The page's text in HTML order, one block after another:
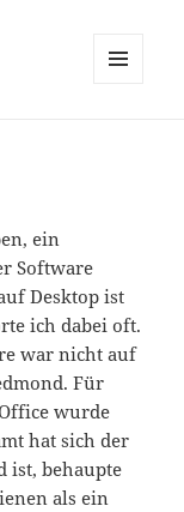
ein
Software
Desktop ist
ich dabei oft.
war nicht auf
Für
wurde
hat sich der
ist, behaupte
als ein